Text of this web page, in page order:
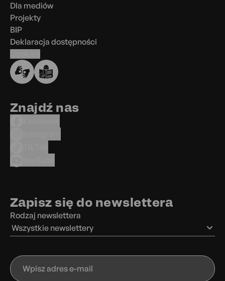
Dla mediów
Projekty
BIP
Deklaracja dostępności
Znajdź nas
Zapisz się do newslettera
Rodzaj newslettera
Wszystkie newslettery
Wpisz
adres